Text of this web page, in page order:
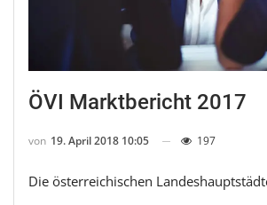
ÖVI Marktbericht 2017
von 19. April 2018 10:05 197
Die österreichischen